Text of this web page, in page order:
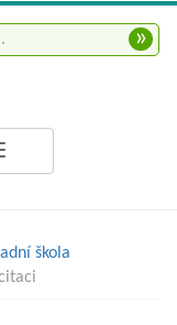
»
škola